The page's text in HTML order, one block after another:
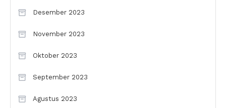
Desember 2023
November 2023
Oktober 2023
September 2023
Agustus 2023